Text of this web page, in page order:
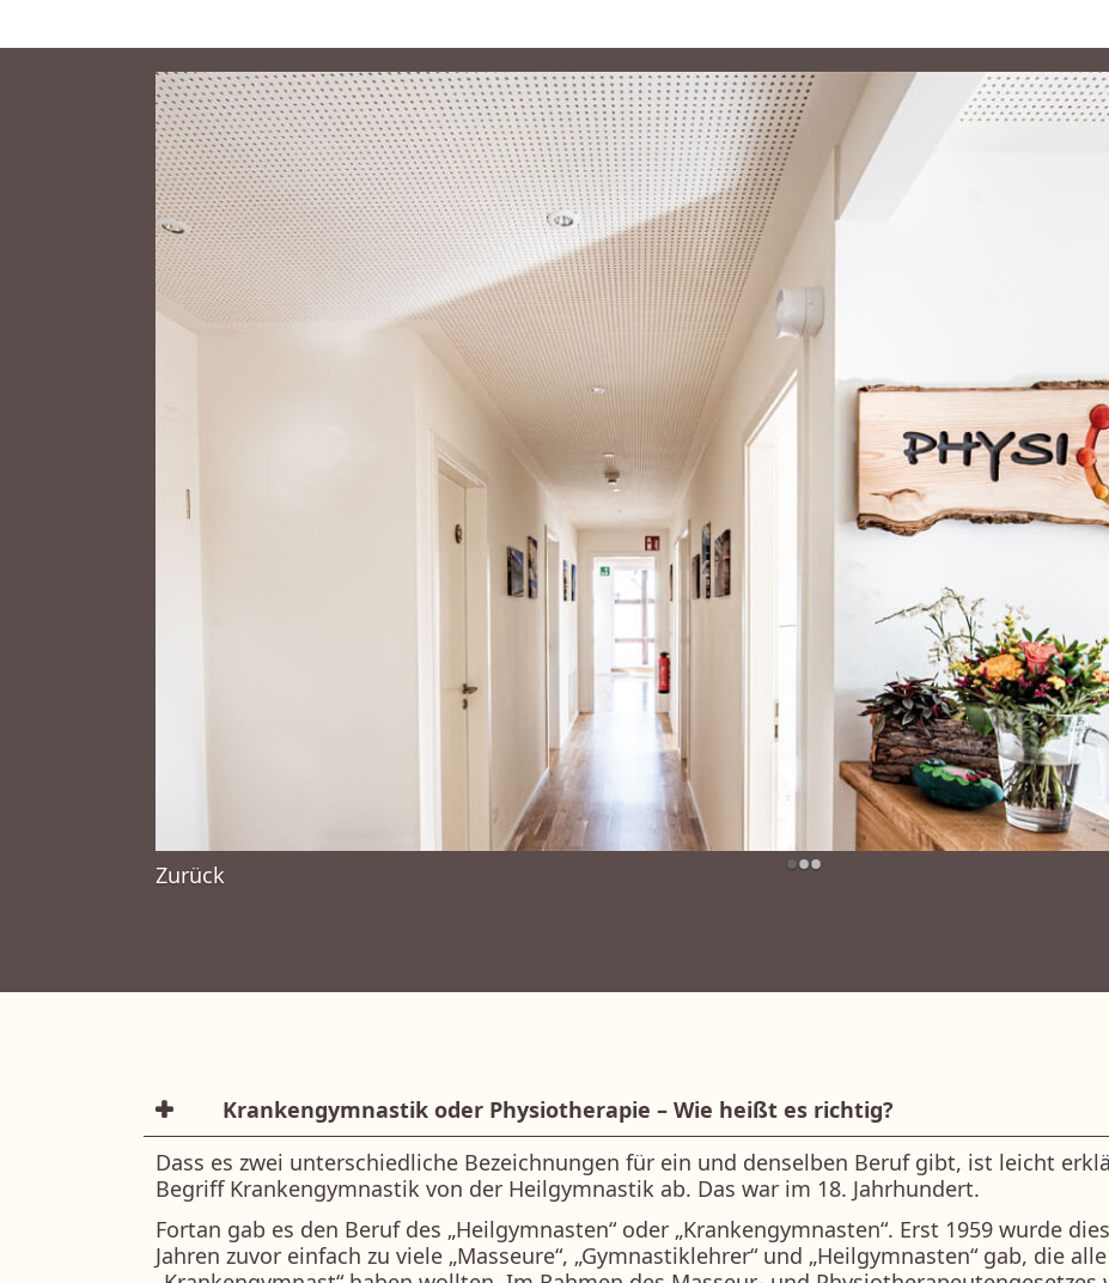
Zurück •••
Krankengymnastik oder Physiotherapie – Wie heißt es richtig?
Dass es zwei unterschiedliche Bezeichnungen für ein und denselben Beruf gibt, ist leicht
Begriff Krankengymnastik von der Heilgymnastik ab. Das war im 18. Jahrhundert.
Fortan gab es den Beruf des „Heilgymnasten“ oder „Krankengymnasten“. Erst 1959 wurde
Jahren zuvor einfach zu viele „Masseure“, „Gymnastiklehrer“ und „Heilgymnasten“ gab, die